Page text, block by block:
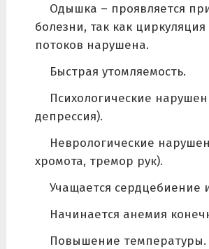
Одышка – проявляется
болезни, так как
потоков нарушена.
Быстрая утомляемость.
Психологические
депрессия).
Неврологические
хромота, тремор рук).
Учащается сердцебиение
Начинается анемия
Повышение температуры.